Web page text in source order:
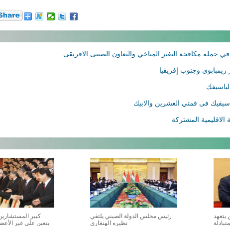
حملة مكافحة التغير المناخي والتعاون الصينى الافريقى
وجنوب إفريقيا
فى قمتي العشرين والابيك
المشتركة
يتعهد
رئيس مجلس الدولة الصيني يلتقي
نظيره الهنغاري
كبير
يتعين على غير